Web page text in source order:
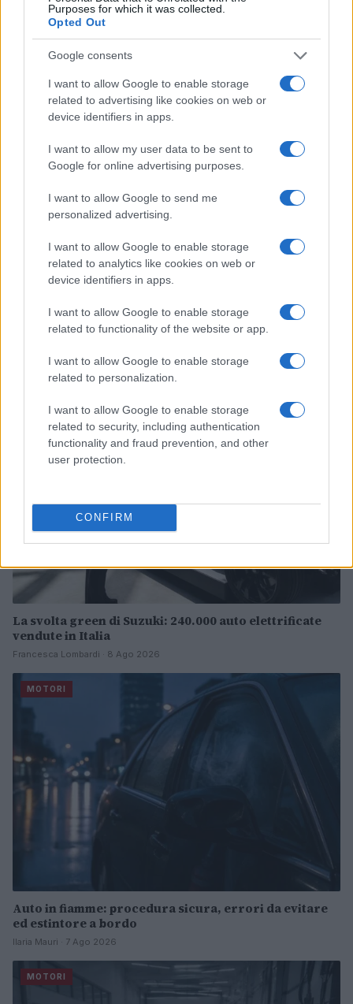
Purposes for which it was collected.
Opted Out
Google consents
I want to allow Google to enable storage
related to advertising like cookies on web or
device identifiers in apps.
I want to allow my user data to be sent to
Google for online advertising purposes.
I want to allow Google to send me
personalized advertising.
I want to allow Google to enable storage
related to analytics like cookies on web or
device identifiers in apps.
I want to allow Google to enable storage
related to functionality of the website or app.
I want to allow Google to enable storage
related to personalization.
I want to allow Google to enable storage
related to security, including authentication
functionality and fraud prevention, and other
user protection.
CONFIRM
Continua a leggere
La svolta green di Suzuki: 240.000 auto elettrificate
vendute in Italia
Francesca Lombardi · 8 Ago 2026
MOTORI
Auto in fiamme: procedura sicura, errori da evitare
ed estintore a bordo
Ilaria Mauri · 7 Ago 2026
MOTORI